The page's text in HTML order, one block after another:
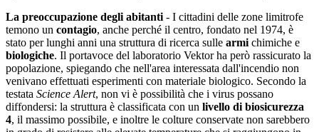
La preoccupazione degli abitanti - I cittadini delle zone limitrofe
temono un contagio, anche perché il centro, fondato nel 1974, è
stato per lunghi anni una struttura di ricerca sulle armi chimiche e
biologiche. Il portavoce del laboratorio Vektor ha però rassicurato la
popolazione, spiegando che nell'area interessata dall'incendio non
venivano effettuati esperimenti con materiale biologico. Secondo la
testata Science Alert, non vi è possibilità che i virus possano
diffondersi: la struttura è classificata con un livello di biosicurezza
4, il massimo possibile, e inoltre le colture conservate non sarebbero